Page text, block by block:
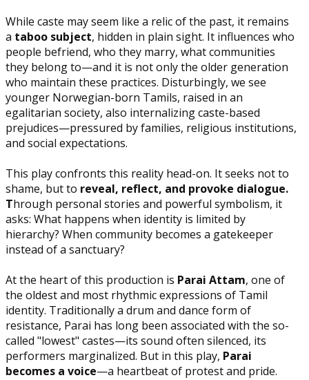
While caste may seem like a relic of the past, it remains
a taboo subject, hidden in plain sight. It influences who
people befriend, who they marry, what communities
they belong to—and it is not only the older generation
who maintain these practices. Disturbingly, we see
younger Norwegian-born Tamils, raised in an
egalitarian society, also internalizing caste-based
prejudices—pressured by families, religious institutions,
and social expectations.
This play confronts this reality head-on. It seeks not to
shame, but to reveal, reflect, and provoke dialogue.
Through personal stories and powerful symbolism, it
asks: What happens when identity is limited by
hierarchy? When community becomes a gatekeeper
instead of a sanctuary?
At the heart of this production is Parai Attam, one of
the oldest and most rhythmic expressions of Tamil
identity. Traditionally a drum and dance form of
resistance, Parai has long been associated with the so-
called "lowest" castes—its sound often silenced, its
performers marginalized. But in this play, Parai
becomes a voice—a heartbeat of protest and pride.